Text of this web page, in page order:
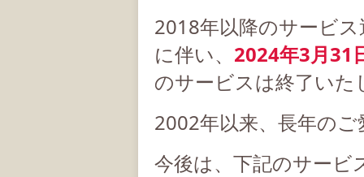
2018年以降のサービ
に伴い、 2024年3月31
のサービスは終了いた
2002年以来、長年の
今後は、下記のサービ